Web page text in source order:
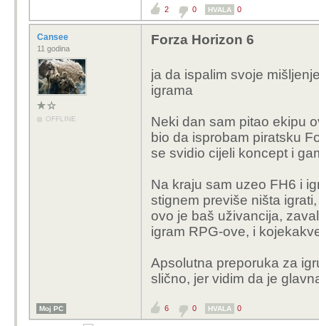
2 0 HVALA 0
Cansee
11 godina
OFFLINE
Forza Horizon 6
ja da ispalim svoje
igrama
Neki dan sam pitao ekipu
bio da isprobam piratsku
se svidio cijeli koncept i
Na kraju sam uzeo FH6 i
stignem previše ništa
ovo je baš uživancija,
igram RPG-ove, i
Apsolutna preporuka za
slično, jer vidim da je
Moj PC 6 0 HVALA 0